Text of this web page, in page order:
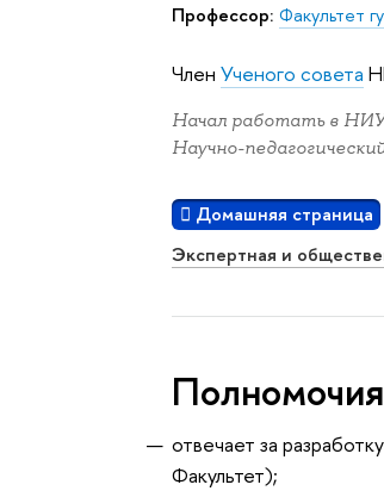
Профессор: Факультет
ЧленУченого совета
Начал работать в
Научно-
Домашняя страница
Экспертная и
отвечает за
Факультет);